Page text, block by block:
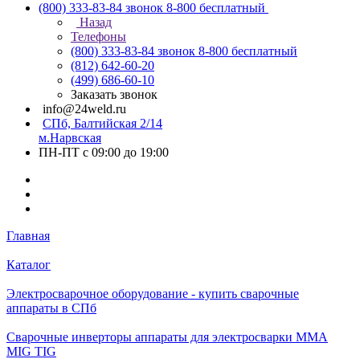
(800) 333-83-84 звонок 8-800 бесплатный
Назад
Телефоны
(800) 333-83-84 звонок 8-800 бесплатный
(812) 642-60-20
(499) 686-60-10
Заказать звонок
info@24weld.ru
СПб, Балтийская 2/14
м.Нарвская
ПН-ПТ с 09:00 до 19:00
Главная
Каталог
Электросварочное оборудование - купить сварочные
аппараты в СПб
Сварочные инверторы аппараты для электросварки MMA
MIG TIG